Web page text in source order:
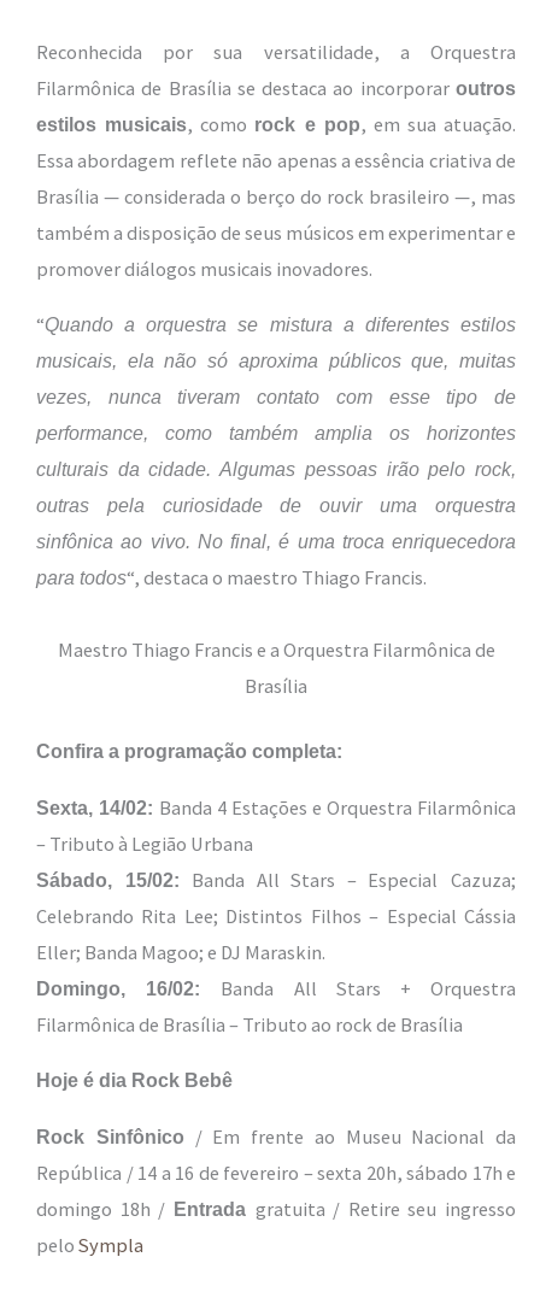
Reconhecida por sua versatilidade, a Orquestra
Filarmônica de Brasília se destaca ao incorporar outros
estilos musicais, como rock e pop, em sua atuação.
Essa abordagem reflete não apenas a essência criativa de
Brasília — considerada o berço do rock brasileiro —, mas
também a disposição de seus músicos em experimentar e
promover diálogos musicais inovadores.
“Quando a orquestra se mistura a diferentes estilos
musicais, ela não só aproxima públicos que, muitas
vezes, nunca tiveram contato com esse tipo de
performance, como também amplia os horizontes
culturais da cidade. Algumas pessoas irão pelo rock,
outras pela curiosidade de ouvir uma orquestra
sinfônica ao vivo. No final, é uma troca enriquecedora
para todos“, destaca o maestro Thiago Francis.
Maestro Thiago Francis e a Orquestra Filarmônica de
Brasília
Confira a programação completa:
Sexta, 14/02: Banda 4 Estações e Orquestra Filarmônica
– Tributo à Legião Urbana
Sábado, 15/02: Banda All Stars – Especial
Cazuza;
Celebrando Rita Lee; Distintos Filhos – Especial Cássia
Eller; Banda Magoo; e DJ Maraskin.
Domingo, 16/02: Banda All Stars + Orquestra
Filarmônica de Brasília – Tributo ao rock de Brasília
Hoje é dia Rock Bebê
Rock Sinfônico / Em frente ao Museu Nacional da
República / 14 a 16 de fevereiro – sexta 20h, sábado 17h e
domingo 18h / Entrada gratuita / Retire seu ingresso
pelo Sympla